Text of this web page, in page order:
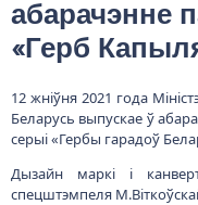
абарачэнне
«Герб
12 жніўня 2021 года
Беларусь выпускае ў
серыі «Гербы гарадоў
Дызайн маркі і
спецштэмпеля